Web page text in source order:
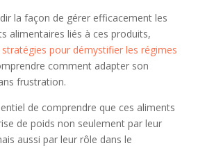
la façon de gérer efficacement les
alimentaires liés à ces produits,
pour démystifier les régimes
comment adapter son
frustration.
de comprendre que ces aliments
de poids non seulement par leur
aussi par leur rôle dans le